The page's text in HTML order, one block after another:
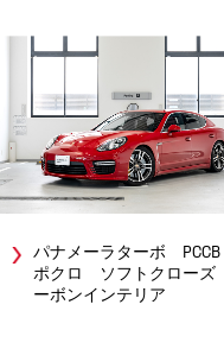
パナメーラターボ
ポクロ ソフトクロー
ーボンインテリア